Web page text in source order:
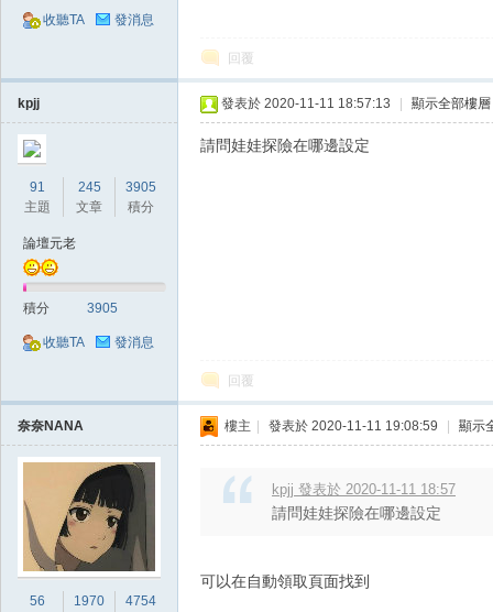
收聽TA 發消息
回覆
kpjj
91
主題
245
文章
3905
積分
論壇元老
積分 3905
收聽TA 發消息
發表於 2020-11-11 18:57:13 顯示全部樓層
請問娃娃探險在哪邊設定
回覆
奈奈NANA
56
1970
4754
樓主 發表於 2020-11-11 19:08:59 顯示
kpjj 發表於 2020-11-11 18:57
請問娃娃探險在哪邊設定
可以在自動領取頁面找到